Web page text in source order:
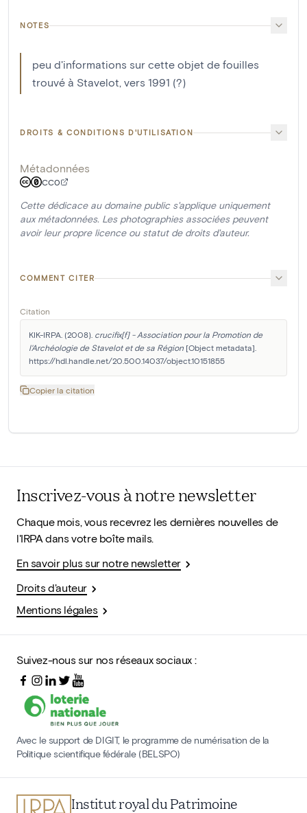
NOTES
peu d'informations sur cette objet de fouilles
trouvé à Stavelot, vers 1991 (?)
DROITS & CONDITIONS D'UTILISATION
Métadonnées
CC0
Cette dédicace au domaine public s'applique uniquement
aux métadonnées. Les photographies associées peuvent
avoir leur propre licence ou statut de droits d'auteur.
COMMENT CITER
Citation
KIK-IRPA. (2008). crucifix[f] - Association pour la Promotion de
l'Archéologie de Stavelot et de sa Région [Object metadata].
https://hdl.handle.net/20.500.14037/object.10151855
Copier la citation
Inscrivez-vous à notre newsletter
Chaque mois, vous recevrez les dernières nouvelles de
l'IRPA dans votre boîte mails.
En savoir plus sur notre newsletter
Droits d'auteur
Mentions légales
Suivez-nous sur nos réseaux sociaux :
Avec le support de DIGIT, le programme de numérisation de la
Politique scientifique fédérale (BELSPO)
Institut royal du Patrimoine